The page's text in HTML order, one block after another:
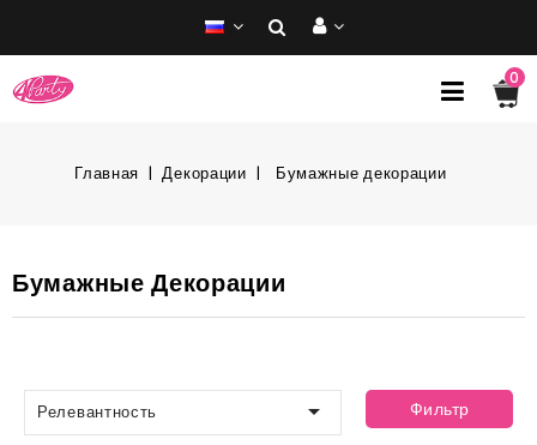
0
Главная Декорации Бумажные декорации
Бумажные Декорации
Релевантность  Фильтр